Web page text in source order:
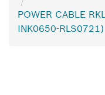
POWER CABLE
INK0650-RLS0721)